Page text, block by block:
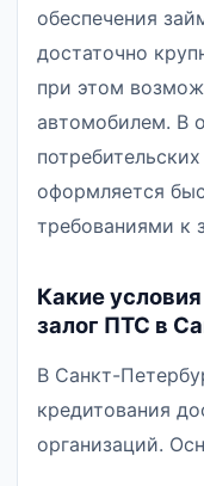
обеспечения
достаточно
при этом
автомобилем. В
оформляется
требованиями к
Какие
залог ПТС в
В Санкт-
кредитования
организаций.